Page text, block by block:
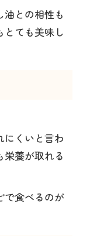
との相性も
とても美味し
にくいと言わ
養が取れる
で食べるのが